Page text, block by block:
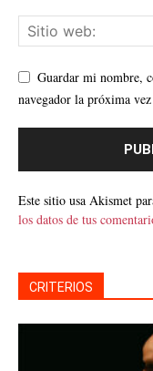
Guardar mi nombre,
navegador la próxima
Este sitio usa Akismet
los datos de tus
CRITERIOS